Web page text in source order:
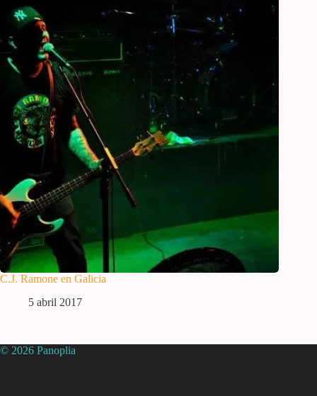
C.J. Ramone en Galicia
5 abril 2017
© 2026 Panoplia